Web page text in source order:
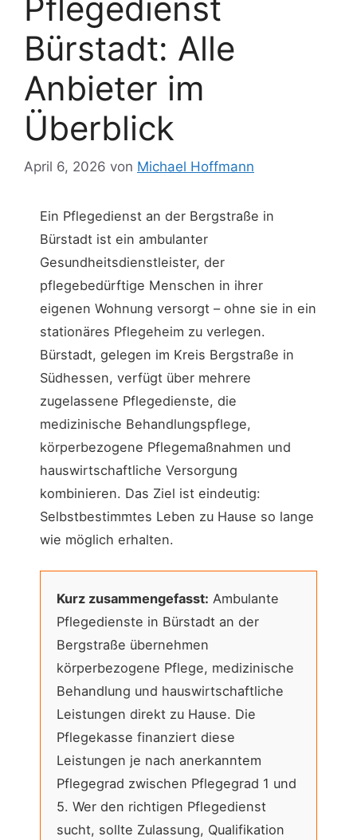
Bürstadt: Alle
Anbieter im
Überblick
April 6, 2026 von Michael Hoffmann
Ein Pflegedienst an der Bergstraße in
Bürstadt ist ein ambulanter
Gesundheitsdienstleister, der
pflegebedürftige Menschen in ihrer
eigenen Wohnung versorgt – ohne sie in ein
stationäres Pflegeheim zu verlegen.
Bürstadt, gelegen im Kreis Bergstraße in
Südhessen, verfügt über mehrere
zugelassene Pflegedienste, die
medizinische Behandlungspflege,
körperbezogene Pflegemaßnahmen und
hauswirtschaftliche Versorgung
kombinieren. Das Ziel ist eindeutig:
Selbstbestimmtes Leben zu Hause so lange
wie möglich erhalten.
Kurz zusammengefasst: Ambulante
Pflegedienste in Bürstadt an der
Bergstraße übernehmen
körperbezogene Pflege, medizinische
Behandlung und hauswirtschaftliche
Leistungen direkt zu Hause. Die
Pflegekasse finanziert diese
Leistungen je nach anerkanntem
Pflegegrad zwischen Pflegegrad 1 und
5. Wer den richtigen Pflegedienst
sucht, sollte Zulassung, Qualifikation